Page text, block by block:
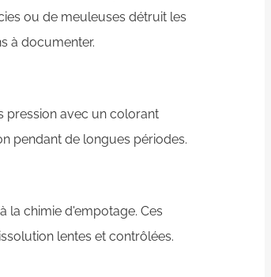
ou de meuleuses détruit les
à documenter.
pression avec un colorant
pendant de longues périodes.
la chimie d'empotage. Ces
lentes et contrôlées.